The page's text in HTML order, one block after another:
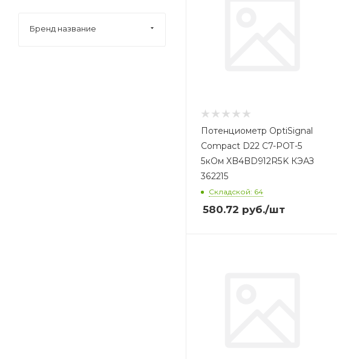
Бренд название
Потенциометр OptiSignal
Compact D22 С7-POT-5
5кОм XB4BD912R5K КЭАЗ
362215
Складской: 64
580.72 руб./шт